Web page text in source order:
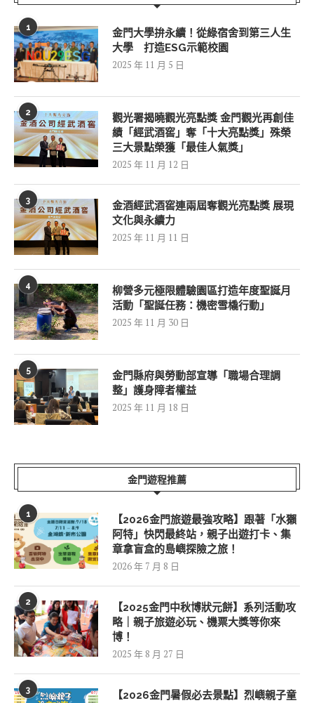
1
金門大學拚永續！從綠宿舍到第三人生
大學 打造ESG示範校園
2025 年 11 月 5 日
2
觀光署揭曉觀光亮點獎 金門觀光再創佳
績「經武酒窖」奪「十大亮點獎」殊榮
三大景點榮獲「最佳人氣獎」
2025 年 11 月 12 日
3
金酒經武酒窖連兩屆奪觀光亮點獎 展現
文化與永續力
2025 年 11 月 11 日
4
柳營多元極限體驗園區打造年度聖誕月
活動「聖誕任務：機密雪橇行動」
2025 年 11 月 30 日
5
金門縣府與勞動部宣導「職場合理調
整」護身障者權益
2025 年 11 月 18 日
金門遊程推薦
1
【2026金門旅遊最強攻略】跟著「水獺
阿特」快閃最終站，親子出遊打卡、集
章拿盲盒的島嶼探險之旅！
2026 年 7 月 8 日
2
【2025金門中秋博狀元餅】系列活動攻
略｜親子旅遊必玩、機票大獎等你來
博！
2025 年 8 月 27 日
3
【2026金門暑假必去景點】烈嶼親子童